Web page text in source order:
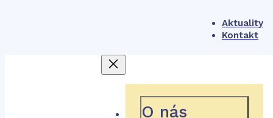
Aktuality
Kontakt
O nás